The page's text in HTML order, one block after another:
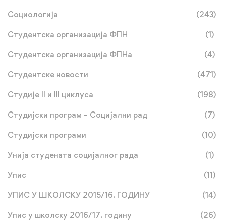
Социологија (243)
Студентска организација ФПН (1)
Студентска организација ФПНа (4)
Студентске новости (471)
Студије II и III циклуса (198)
Студијски програм – Социјални рад (7)
Студијски програми (10)
Унија студената социјалног рада (1)
Упис (11)
УПИС У ШКОЛСКУ 2015/16. ГОДИНУ (14)
Упис у школску 2016/17. годину (26)